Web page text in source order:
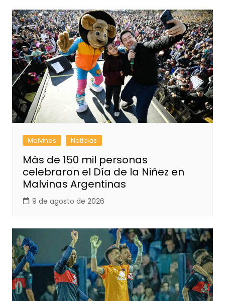
Malvinas Noticias
Más de 150 mil personas
celebraron el Día de la Niñez en
Malvinas Argentinas
9 de agosto de 2026